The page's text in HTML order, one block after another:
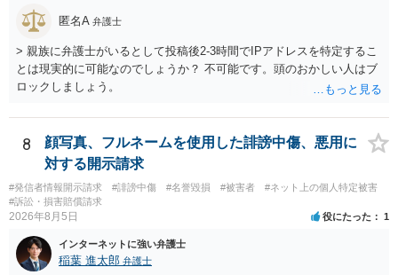
匿名A 弁護士
> 親族に弁護士がいるとして投稿後2-3時間でIPアドレスを特定するこ
とは現実的に可能なのでしょうか？ 不可能です。頭のおかしい人はブ
ロックしましょう。
8
顔写真、フルネームを使用した誹謗中傷、悪用に
対する開示請求
#発信者情報開示請求 #誹謗中傷 #名誉毀損 #被害者
#ネット上の個人特定被害
#訴訟・損害賠償請求
2026年8月5日 役にたった 1
インターネットに強い弁護士
稲葉 進太郎 弁護士